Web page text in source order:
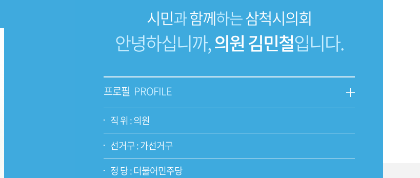
시민과함께하는삼척시의회
안녕하십니까,의원 김민철입니다.
프로필 PROFILE
직 위 : 의원
선거구 : 가선거구
정 당 : 더불어민주당